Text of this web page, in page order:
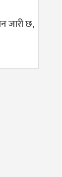
जारी छ,